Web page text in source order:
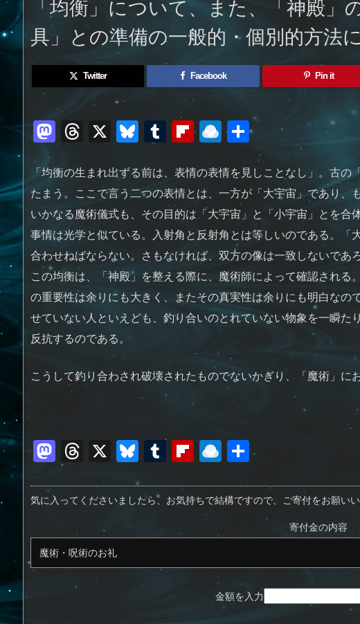
「均衡」について、また、「神殿」
具」との準備の一般的・個別的方法
Twitter Facebook Pin it
M
st
o
d
o
n
T
re
a
d
s
X Bl
u
e
sk
y
T
m
bl
r
Fl
b
o
ar
d
R
n
d
ro
p.
io
共
有
「均衡の生まれ出ずる前は、表情の表情を見しことなし」。古
たまう。ここで言う二つの表情とは、一方が「大宇宙」であり、
いかなる魔術儀式も、その目的は「大宇宙」と「小宇宙」とを合
事情は光学と似ている。入射角と反射角とは等しいのである。「
合わせねばならない。さもなければ、双方の像は一致しないであろ
この均衡は、「神殿」を整える際に、魔術師によって確認される
の重要性は余りにも大きく、またその真実性は余りにも明白な
せていない人といえども、釣り合いのとれていない物象を一瞬
反抗するのである。
こうして釣り合わされ破壊されたものでないかぎり、「魔術」に
M
a
st
d
o
T
re
d
s
X Bl
e
y
T
m
r
Fl
b
o
ar
d
R
n
ro
p.
io
共
気に入ってくださいましたら、お気持ちで結構ですので、ご寄付をお願いい
寄付金の内容
金額を入力